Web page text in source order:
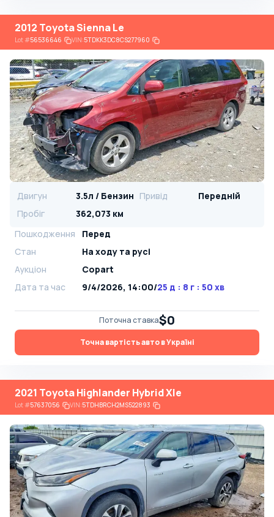
2012 Toyota Sienna Le
Lot#56536646 VIN:5TDKK3DC8CS277960
Двигун 3.5л / Бензин Привід
Передній
Пробіг
362,073 км
Пошкодження
Перед
Стан
На ​​ходу та русі
Аукціон
Copart
Дата та час
9/4/2026, 14:00/25 д : 8 г : 50 хв
Поточна ставка$0
Точна вартість авто в Україні
2021 Toyota Highlander Hybrid Xle
Lot#57637056 VIN:5TDHBRCH2MS522893